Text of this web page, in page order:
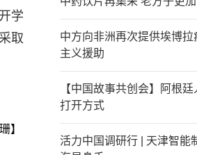
学
取
】
中方向非洲再次提供埃博
主义援助
【中国故事共创会】阿根
打开方式
活力中国调研行 | 天津智能